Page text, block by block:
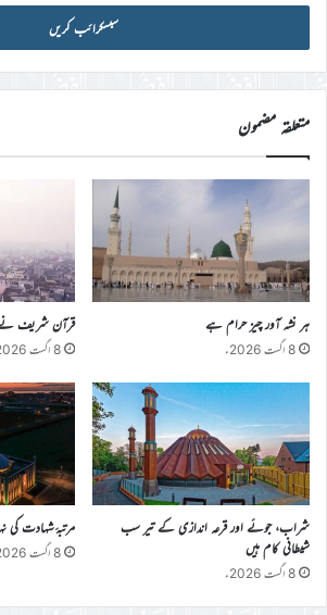
میل
ڈی
درج
کریں
متعلقہ مضمون
ہر نشہ آور چیز حرام ہے
8 اگست 2026ء
قرآن شریف نے
8 اگست 2026ء
شراب، جوئے اور قرعہ اندازی کے تیر سب
شیطانی کام ہیں
8 اگست 2026ء
مرتبۂ شہادت کی
8 اگست 2026ء